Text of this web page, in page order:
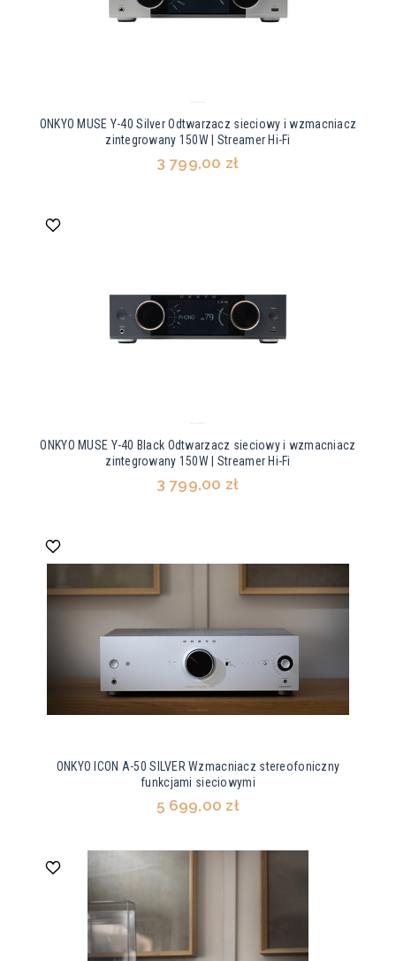
ONKYO MUSE Y-40 Silver Odtwarzacz sieciowy i wzmacniacz
zintegrowany 150W | Streamer Hi-Fi
3 799,00 zł
ONKYO MUSE Y-40 Black Odtwarzacz sieciowy i wzmacniacz
zintegrowany 150W | Streamer Hi-Fi
3 799,00 zł
ONKYO ICON A-50 SILVER Wzmacniacz stereofoniczny
funkcjami sieciowymi
5 699,00 zł